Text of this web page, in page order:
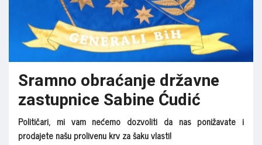
Sramno obraćanje državne
zastupnice Sabine Ćudić
Političari, mi vam nećemo dozvoliti da nas ponižavate i
prodajete našu prolivenu krv za šaku vlasti!